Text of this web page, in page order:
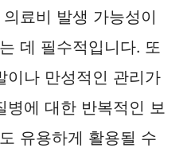
료비 발생 가능성이
데 필수적입니다. 또
이나 만성적인 관리가
병에 대한 반복적인 보
유용하게 활용될 수